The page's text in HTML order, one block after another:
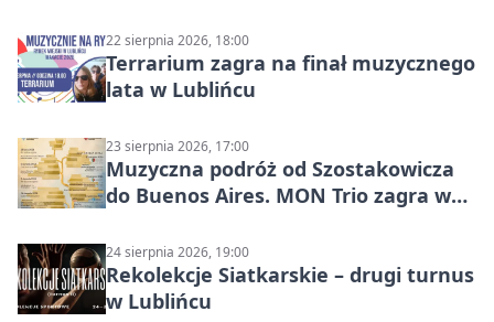
22 sierpnia 2026, 18:00
Terrarium zagra na finał muzycznego
lata w Lublińcu
23 sierpnia 2026, 17:00
Muzyczna podróż od Szostakowicza
do Buenos Aires. MON Trio zagra w
24 sierpnia 2026, 19:00
Rekolekcje Siatkarskie – drugi turnus
w Lublińcu